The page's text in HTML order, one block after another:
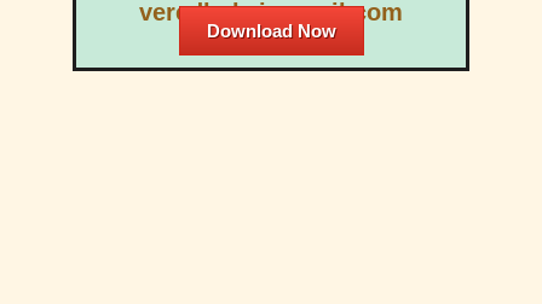
veredbukai@gmail.com
Download Now